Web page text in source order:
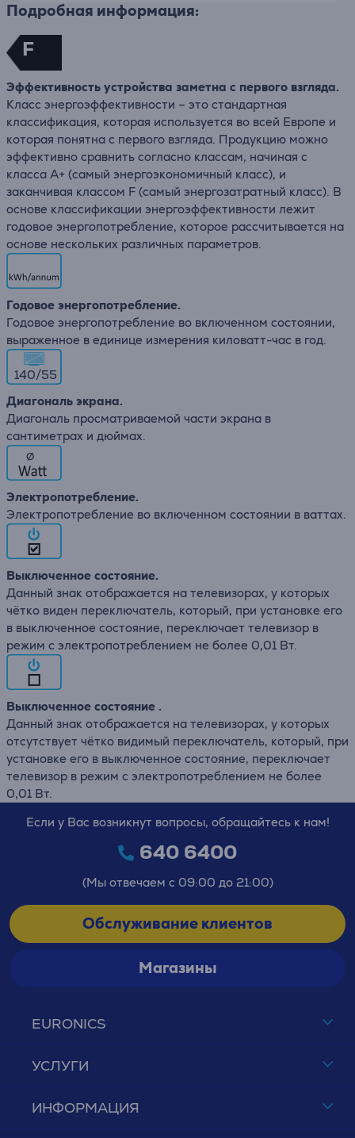
Подробная информация:
F
Эффективность устройства заметна с первого взгляда.
Класс энергоэффективности – это стандартная
классификация, которая используется во всей Европе и
которая понятна с первого взгляда. Продукцию можно
эффективно сравнить согласно классам, начиная с
класса A+ (самый энергоэкономичный класс), и
заканчивая классом F (самый энергозатратный класс). В
основе классификации энергоэффективности лежит
годовое энергопотребление, которое рассчитывается на
основе нескольких различных параметров.
Годовое энергопотребление.
Годовое энергопотребление во включенном состоянии,
выраженное в единице измерения киловатт-час в год.
140/55
Диагональ экрана.
Диагональ просматриваемой части экрана в
сантиметрах и дюймах.
∅
Электропотребление.
Электропотребление во включенном состоянии в ваттах.
Выключенное состояние.
Данный знак отображается на телевизорах, у которых
чётко виден переключатель, который, при установке его
в выключенное состояние, переключает телевизор в
режим с электропотреблением не более 0,01 Вт.
Выключенное состояние .
Данный знак отображается на телевизорах, у которых
отсутствует чётко видимый переключатель, который, при
установке его в выключенное состояние, переключает
телевизор в режим с электропотреблением не более
0,01 Вт.
EURONICS
УСЛУГИ
ИНФОРМАЦИЯ
Если у Вас возникнут вопросы, обращайтесь к нам!
640 6400
(Мы отвечаем с 09:00 до 21:00)
Обслуживание клиентов
Магазины